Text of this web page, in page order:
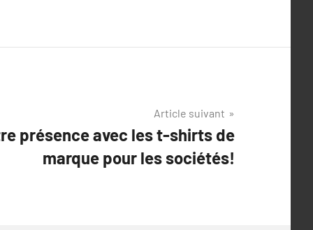
Article suivant
présence avec les t-shirts de
marque pour les sociétés!